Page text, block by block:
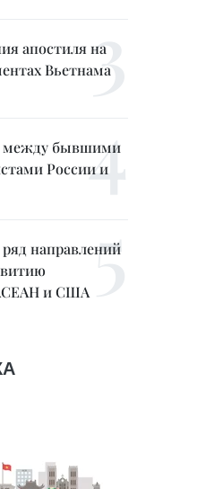
апостиля на
Вьетнама
между бывшими
России и
направлений
и США